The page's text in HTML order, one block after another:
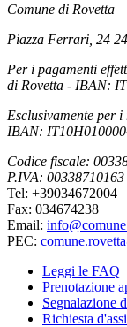
Comune di Rovetta
Piazza Ferrari, 24
Per i pagamenti
di Rovetta - IBAN:
Esclusivamente per
IBAN:
Codice fiscale:
P.IVA: 00338710163
Tel: +39034672004
Fax: 034674238
Email:
PEC:
Leggi le FAQ
Prenotazione
Segnalazione
Richiesta